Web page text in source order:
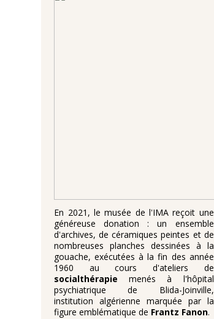
En 2021, le musée de l'IMA reçoit une
généreuse donation : un ensemble
d'archives, de céramiques peintes et de
nombreuses planches dessinées à la
gouache, exécutées à la fin des année
1960 au cours d'ateliers de
socialthérapiemenés à l'hôpital
psychiatrique de Blida-Joinville,
institution algérienne marquée par la
figure emblématique de Frantz Fanon.